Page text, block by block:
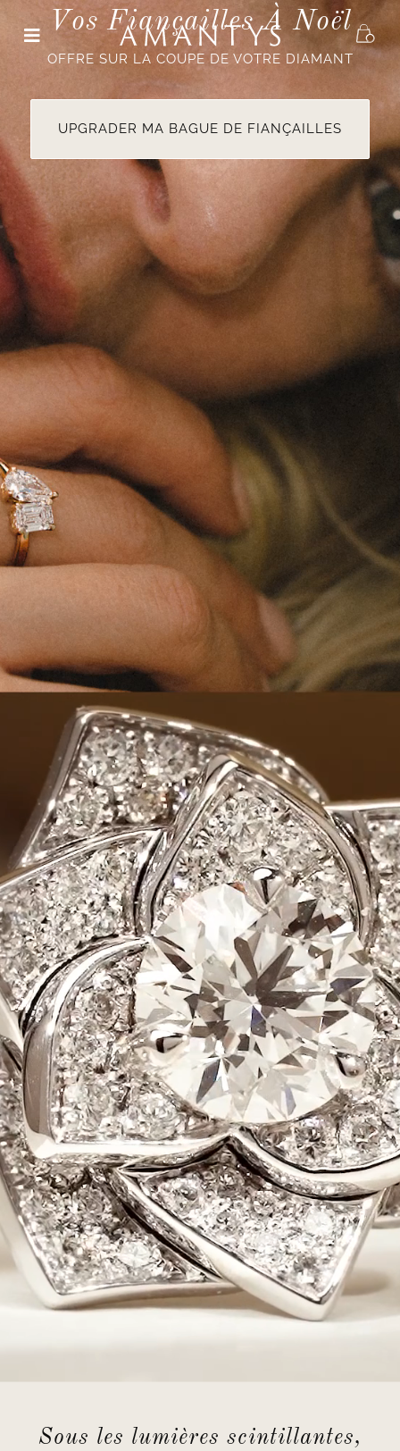
content
Vos Fiançailles À Noël
OFFRE SUR LA COUPE DE VOTRE DIAMANT
UPGRADER MA BAGUE DE FIANÇAILLES
Sous les lumières scintillantes,